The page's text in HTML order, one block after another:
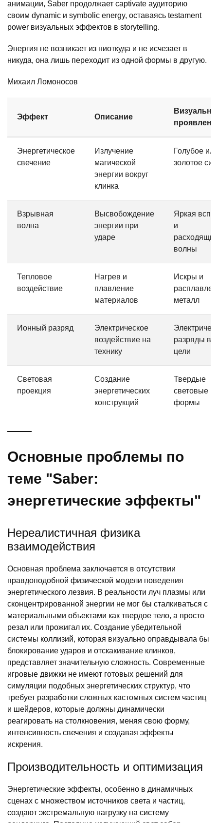
анимации, Saber продолжает captivate аудиторию
своим dynamic и symbolic energy, оставаясь testament
power визуальных эффектов в storytelling.
Энергия не возникает из ниоткуда и не исчезает в
никуда, она лишь переходит из одной формы в другую.
Михаил Ломоносов
Эффект Описание
Энергетическое
свечение
Излучение
магической
энергии вокруг
клинка
Голубое или
золотое
Взрывная
волна
Высвобождение
энергии при
ударе
Яркая
и
волны
Тепловое
воздействие
Нагрев и
плавление
материалов
Искры и
металл
Ионный разряд
Электрическое
воздействие на
технику
разряды
цели
Световая
проекция
Создание
энергетических
конструкций
Твердые
световые
формы
Основные проблемы по
теме "Saber:
энергетические эффекты"
Нереалистичная физика
взаимодействия
Основная проблема заключается в отсутствии
правдоподобной физической модели поведения
энергетического лезвия. В реальности луч плазмы или
сконцентрированной энергии не мог бы сталкиваться с
материальными объектами как твердое тело, а просто
резал или прожигал их. Создание убедительной
системы коллизий, которая визуально оправдывала бы
блокирование ударов и отскакивание клинков,
представляет значительную сложность. Современные
игровые движки не имеют готовых решений для
симуляции подобных энергетических структур, что
требует разработки сложных кастомных систем частиц
и шейдеров, которые должны динамически
реагировать на столкновения, меняя свою форму,
интенсивность свечения и создавая эффекты
искрения.
Производительность и оптимизация
Энергетические эффекты, особенно в динамичных
сценах с множеством источников света и частиц,
создают экстремальную нагрузку на систему